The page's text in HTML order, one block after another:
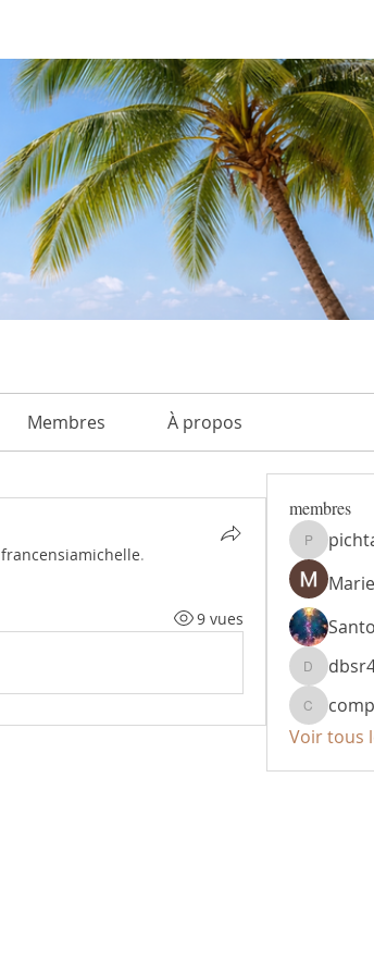
Membres À propos
francensiamichelle.
9 vues
membres
pichta1979
dbsr49
Voir tous